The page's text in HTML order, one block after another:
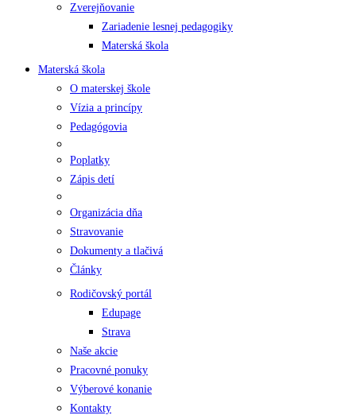
Zverejňovanie
Zariadenie lesnej pedagogiky
Materská škola
Materská škola
O materskej škole
Vízia a princípy
Pedagógovia
Poplatky
Zápis detí
Organizácia dňa
Stravovanie
Dokumenty a tlačivá
Články
Rodičovský portál
Edupage
Strava
Naše akcie
Pracovné ponuky
Výberové konanie
Kontakty